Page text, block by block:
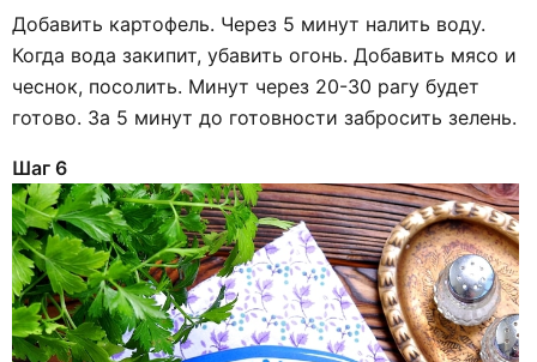
Добавить картофель. Через 5 минут налить воду.
Когда вода закипит, убавить огонь. Добавить мясо и
чеснок, посолить. Минут через 20-30 рагу будет
готово. За 5 минут до готовности забросить зелень.
Шаг 6